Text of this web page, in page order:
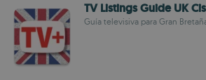
TV Listings Guide UK
Guía televisiva para Gran